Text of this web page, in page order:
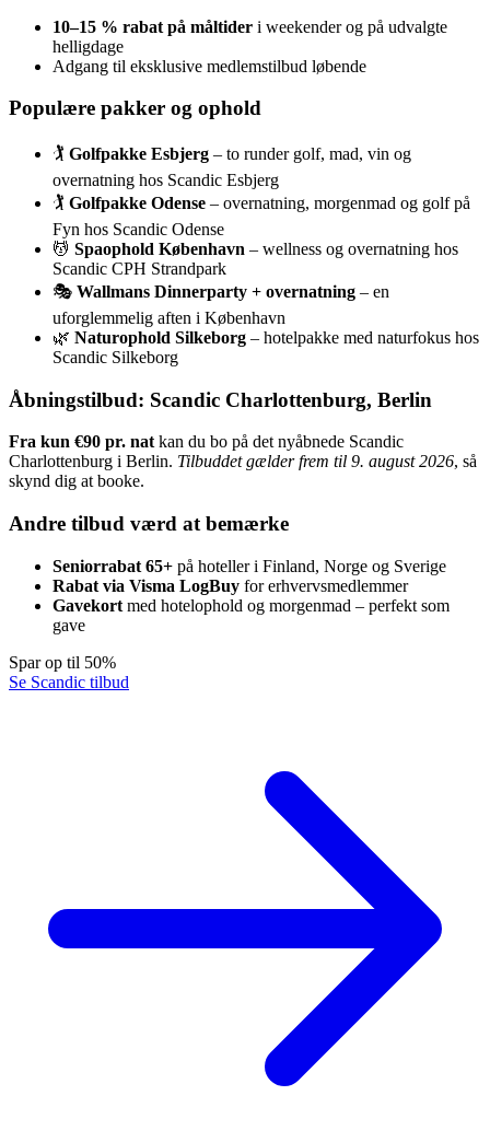
10–15 % rabat på måltider i weekender og på udvalgte
helligdage
Adgang til eksklusive medlemstilbud løbende
Populære pakker og ophold
🏌️ Golfpakke Esbjerg – to runder golf, mad, vin og
overnatning hos Scandic Esbjerg
🏌️ Golfpakke Odense – overnatning, morgenmad og golf på
Fyn hos Scandic Odense
💆 Spaophold København – wellness og overnatning hos
Scandic CPH Strandpark
🎭 Wallmans Dinnerparty + overnatning – en
uforglemmelig aften i København
🌿 Naturophold Silkeborg – hotelpakke med naturfokus hos
Scandic Silkeborg
Åbningstilbud: Scandic Charlottenburg, Berlin
Fra kun €90 pr. natkan du bo på det nyåbnede Scandic
Charlottenburg i Berlin. Tilbuddet gælder frem til 9. august 2026, så
skynd dig at booke.
Andre tilbud værd at bemærke
Seniorrabat 65+ på hoteller i Finland, Norge og Sverige
Rabat via Visma LogBuy for erhvervsmedlemmer
Gavekort med hotelophold og morgenmad – perfekt som
gave
Spar op til 50%
Se Scandic tilbud